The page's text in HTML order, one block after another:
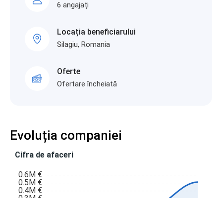
6 angajați
Locația beneficiarului
Silagiu, Romania
Oferte
Ofertare încheiată
Evoluția companiei
Cifra de afaceri
0.6M €
0.5M €
0.4M €